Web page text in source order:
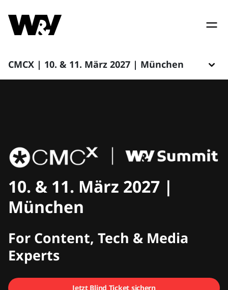
CMCX | 10. & 11. März 2027 | München
CMCX
10. & 11. März 2027 |
München
For Content, Tech & Media
Experts
Jetzt Blind Ticket sichern